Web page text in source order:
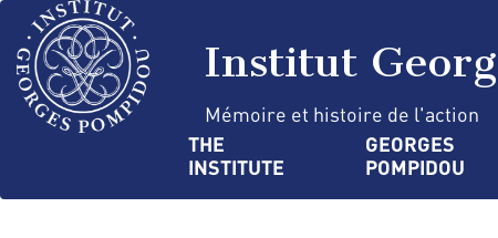
Skip
main
content
Institut
Mémoire et histoire de l'action
Navigation
principale
THE
INSTITUTE
GEORGES
POMPIDOU
Cookies management panel